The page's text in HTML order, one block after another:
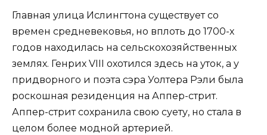
Главная улица Ислингтона существует со
времен средневековья, но вплоть до 1700-х
годов находилась на сельскохозяйственных
землях. Генрих VIII охотился здесь на уток, а у
придворного и поэта сэра Уолтера Рэли была
роскошная резиденция на Аппер-стрит.
Аппер-стрит сохранила свою суету, но стала в
целом более модной артерией.